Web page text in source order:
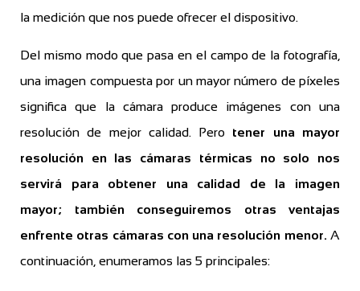
la medición que nos puede ofrecer el dispositivo.
Del mismo modo que pasa en el campo de la fotografía,
una imagen compuesta por un mayor número de píxeles
significa que la cámara produce imágenes con una
resolución de mejor calidad. Pero tener una mayor
resolución en las cámaras térmicas no solo nos
servirá para obtener una calidad de la imagen
mayor; también conseguiremos otras ventajas
enfrente otras cámaras con una resolución menor. A
continuación, enumeramos las 5 principales: